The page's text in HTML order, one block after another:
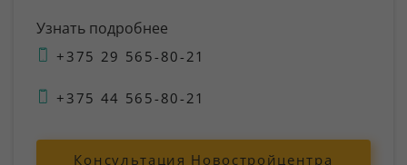
Узнать подробнее
+375 29 565-80-21
+375 44 565-80-21
Консультация Новостройцентра